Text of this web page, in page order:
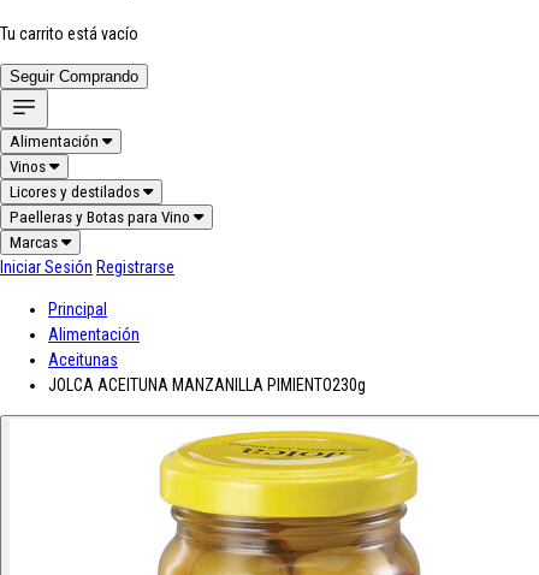
Tu carrito está vacío
Seguir Comprando
Alimentación
Vinos
Licores y destilados
Paelleras y Botas para Vino
Marcas
Asturiana Baron D'Arignac
vino JB
CH Rousseau CalvetCampoamor Cavit
ColacaoColavita Condes de AlbareiCristalDiat Radisson Dubonnet
Gallina Blanca Grand SudHeroJolca
Iniciar Sesión Registrarse
Principal
Alimentación
Aceitunas
JOLCA ACEITUNA MANZANILLA PIMIENTO230g